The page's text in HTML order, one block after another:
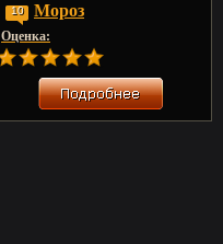
10 Мороз
Оценка: